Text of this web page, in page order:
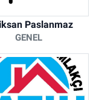
Paslanmaz
GENEL